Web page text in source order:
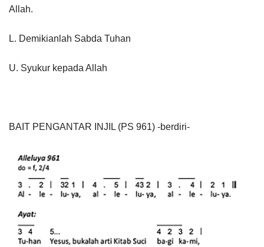
Allah.
L. Demikianlah Sabda Tuhan
U. Syukur kepada Allah
BAIT PENGANTAR INJIL (PS 961) -berdiri-